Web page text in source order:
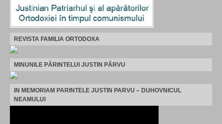
REVISTA FAMILIA ORTODOXA
MINUNILE PĂRINTELUI JUSTIN PÂRVU
IN MEMORIAM PARINTELE JUSTIN PARVU – DUHOVNICUL
NEAMULUI